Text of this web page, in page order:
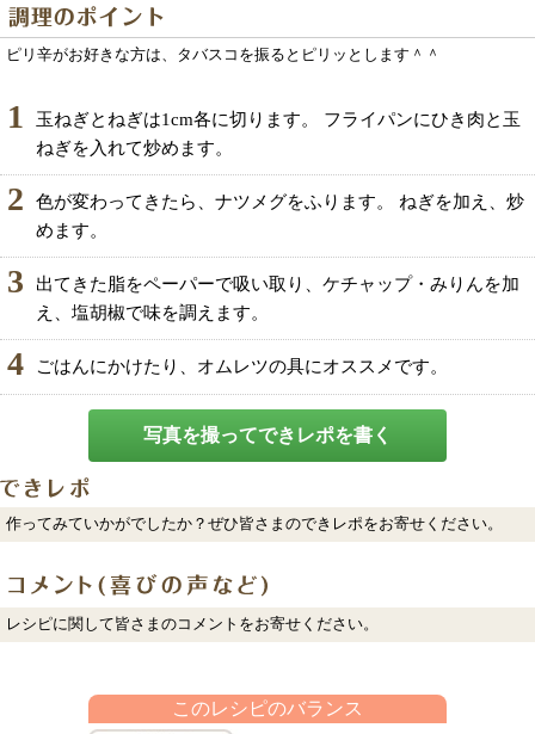
ピリ辛がお好きな方は、タバスコを振るとピリッとします＾＾
1
玉ねぎとねぎは1cm各に切ります。 フライパンにひき肉と玉
ねぎを入れて炒めます。
2
色が変わってきたら、ナツメグをふります。 ねぎを加え、炒
めます。
3
出てきた脂をペーパーで吸い取り、ケチャップ・みりんを加
え、塩胡椒で味を調えます。
4 ごはんにかけたり、オムレツの具にオススメです。
写真を撮ってできレポを書く
作ってみていかがでしたか？ぜひ皆さまのできレポをお寄せください。
レシピに関して皆さまのコメントをお寄せください。
このレシピのバランス